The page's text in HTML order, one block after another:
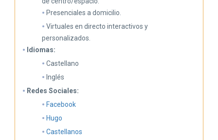
Presenciales a domicilio.
Virtuales en directo interactivos y
personalizados.
Idiomas:
Castellano
Inglés
Redes Sociales:
Facebook
Hugo
Castellanos